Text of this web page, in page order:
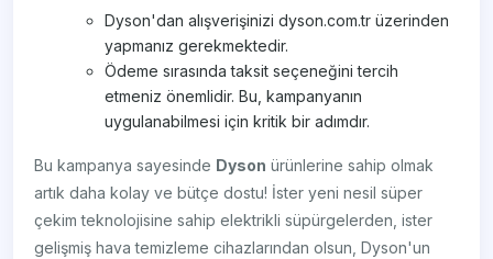
Dyson'dan alışverişinizi dyson.com.tr üzerinden
yapmanız gerekmektedir.
Ödeme sırasında taksit seçeneğini tercih
etmeniz önemlidir. Bu, kampanyanın
uygulanabilmesi için kritik bir adımdır.
Bu kampanya sayesinde Dyson ürünlerine sahip olmak
artık daha kolay ve bütçe dostu! İster yeni nesil süper
çekim teknolojisine sahip elektrikli süpürgelerden, ister
gelişmiş hava temizleme cihazlarından olsun, Dyson'un